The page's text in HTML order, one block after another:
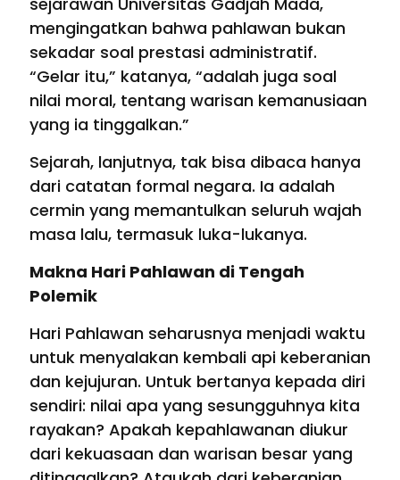
mengingatkan bahwa pahlawan bukan
sekadar soal prestasi administratif.
“Gelar itu,” katanya, “adalah juga soal
nilai moral, tentang warisan kemanusiaan
yang ia tinggalkan.”
Sejarah, lanjutnya, tak bisa dibaca hanya
dari catatan formal negara. Ia adalah
cermin yang memantulkan seluruh wajah
masa lalu, termasuk luka-lukanya.
Makna Hari Pahlawan di Tengah
Polemik
Hari Pahlawan seharusnya menjadi waktu
untuk menyalakan kembali api keberanian
dan kejujuran. Untuk bertanya kepada diri
sendiri: nilai apa yang sesungguhnya kita
rayakan? Apakah kepahlawanan diukur
dari kekuasaan dan warisan besar yang